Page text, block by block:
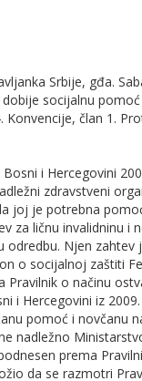
Srbije, gđa.
socijalnu
član 1.
i Hercegovini
zdravstveni
joj je potrebna
za ličnu invalidninu i
Njen zahtev
o socijalnoj zaštiti
o načinu
i Hercegovini iz
pomoć i novčanu
nadležno
prema
da se razmotri